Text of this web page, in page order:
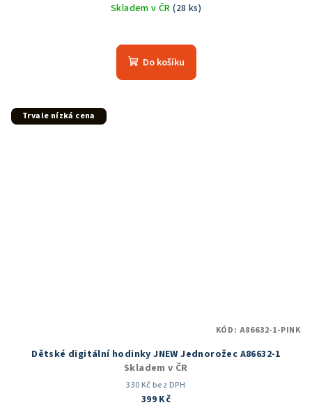
Skladem v ČR(28 ks)
hodnocení
produktu
Do košíku
Trvale nízká cena
Dětské digitální hodinky JNEW Jednorožec A86632-1
Skladem v ČR
330 Kč bez DPH
399 Kč
KÓD: A86632-1-PINK